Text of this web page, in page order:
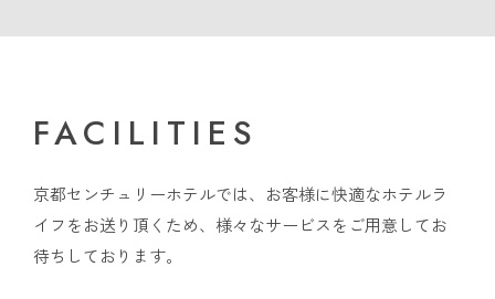
FACILITIES
京都センチュリーホテルでは、お客様に快適なホテルラ
イフをお送り頂くため、様々なサービスをご用意してお
待ちしております。